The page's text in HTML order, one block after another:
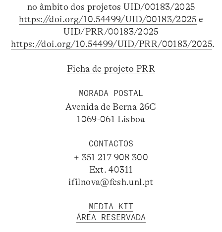
no âmbito dos projetos UID/00183/2025
https://doi.org/10.54499/UID/00183/2025 e
UID/PRR/00183/2025
https://doi.org/10.54499/UID/PRR/00183/2025.
Ficha de projeto PRR
MORADA POSTAL
Avenida de Berna 26C
1069-061 Lisboa
CONTACTOS
+ 351 217 908 300
Ext. 40311
ifilnova@fcsh.unl.pt
MEDIA KIT
ÁREA RESERVADA